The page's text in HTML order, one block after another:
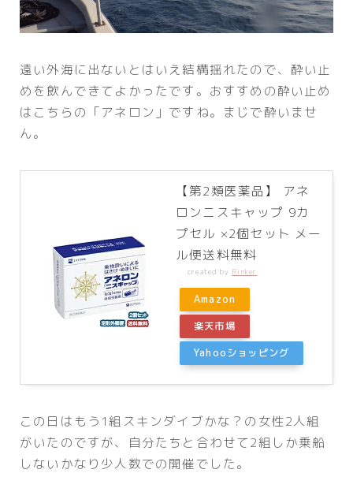
遠い外海に出ないとはいえ結構揺れたので、酔い止
めを飲んできてよかったです。おすすめの酔い止め
はこちらの「アネロン」ですね。まじで酔いませ
ん。
【第2類医薬品】 アネ
ロンニスキャップ 9カ
プセル ×2個セット メー
ル便送料無料
created by Rinker
Amazon
楽天市場
Yahooショッピング
この日はもう1組スキンダイブかな？の女性2人組
がいたのですが、自分たちと合わせて2組しか乗船
しないかなり少人数での開催でした。